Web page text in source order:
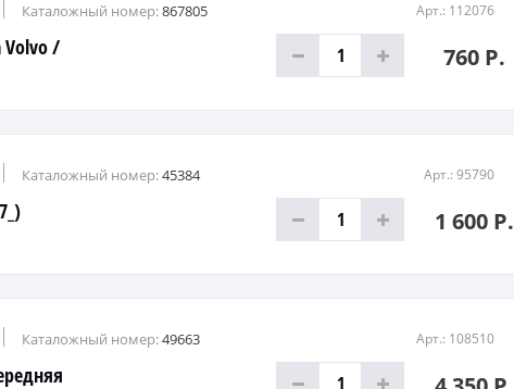
Volvo /
Каталожный номер:867805 Арт.: 112076
760 Р.
Каталожный номер:45384 Арт.: 95790
1 600 Р.
Каталожный номер:49663 Арт.: 108510